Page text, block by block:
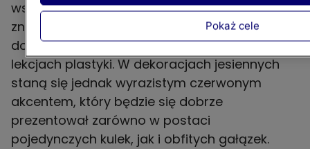
współgrają.Jarzębina– owoc, który również
znajdziemy w szkolnym plecaku, kiedy to służy
do własnoręcznego wyrabiania biżuterii na
lekcjach plastyki. W dekoracjach jesiennych
staną się jednak wyrazistym czerwonym
akcentem, który będzie się dobrze
prezentował zarówno w postaci
pojedynczych kulek, jak i obfitych gałązek.
Pokaż cele